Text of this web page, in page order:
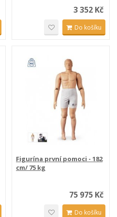
3 352 Kč
Do košíku
Figurína první pomoci - 182
cm/ 75 kg
75 975 Kč
Do košíku